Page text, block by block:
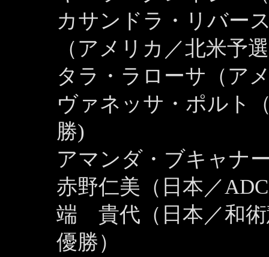
カサンドラ・リバー
（アメリカ／北米予
タラ・ラローサ（ア
ヴァネッサ・ポルト
勝)
アマンダ・ブキャナ
赤野仁美（日本／
端 貴代（日本／和術
優勝）